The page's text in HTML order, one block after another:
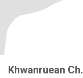
Khwanruean Ch.